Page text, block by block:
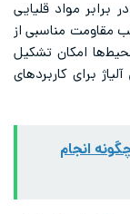
قلیایی
از